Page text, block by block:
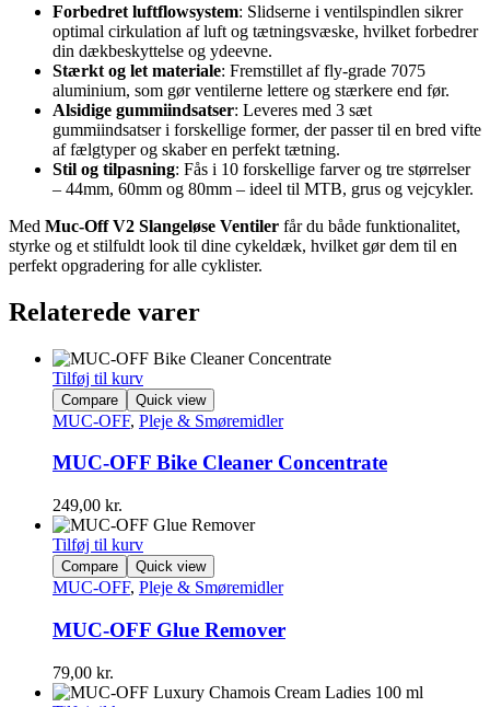
Forbedret luftflowsystem: Slidserne i ventilspindlen sikrer
optimal cirkulation af luft og tætningsvæske, hvilket forbedrer
din dækbeskyttelse og ydeevne.
Stærkt og let materiale: Fremstillet af fly-grade 7075
aluminium, som gør ventilerne lettere og stærkere end før.
Alsidige gummiindsatser: Leveres med 3 sæt
gummiindsatser i forskellige former, der passer til en bred vifte
af fælgtyper og skaber en perfekt tætning.
Stil og tilpasning: Fås i 10 forskellige farver og tre størrelser
– 44mm, 60mm og 80mm – ideel til MTB, grus og vejcykler.
Med Muc-Off V2 Slangeløse Ventiler får du både funktionalitet,
styrke og et stilfuldt look til dine cykeldæk, hvilket gør dem til en
perfekt opgradering for alle cyklister.
Relaterede varer
Tilføj til kurv
Compare Quick view
MUC-OFF, Pleje & Smøremidler
MUC-OFF Bike Cleaner Concentrate
249,00 kr.
Tilføj til kurv
Compare Quick view
MUC-OFF, Pleje & Smøremidler
MUC-OFF Glue Remover
79,00 kr.